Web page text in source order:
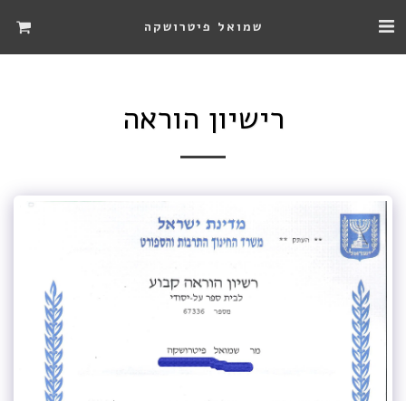
שמואל פיטרושקה
רישיון הוראה